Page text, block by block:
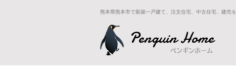
熊本県熊本市で新築一戸建て、注文住宅、中古住宅、建売
Penguin Home
ペンギンホーム